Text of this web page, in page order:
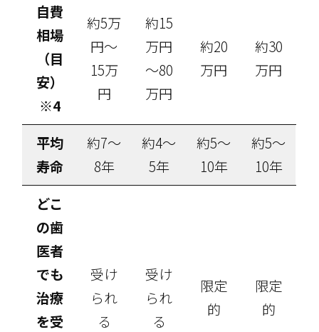
自費
相場
（目
安）
※4
約5万
円～
15万
円
約15
万円
～80
万円
約20
万円
約30
万円
平均
寿命
約7～
8年
約4～
5年
約5～
10年
約5～
10年
どこ
の歯
医者
でも
治療
を受
受け
られ
る
受け
られ
る
限定
的
限定
的